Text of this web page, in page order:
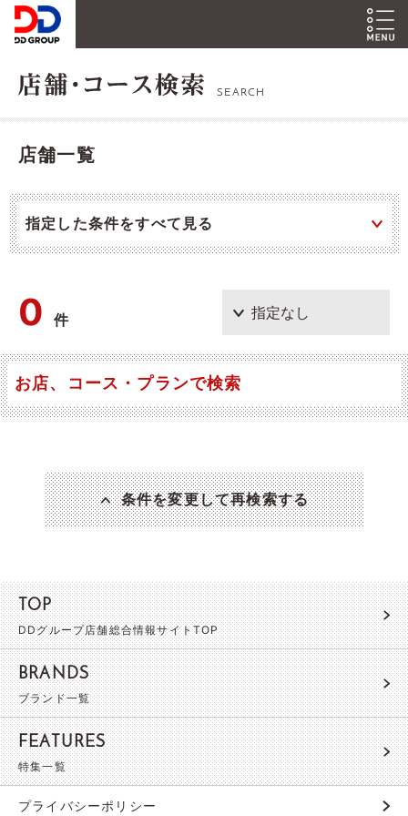
SEARCH
店舗一覧
指定した条件をすべて見る
0件
お店、コース・プランで検索
条件を変更して再検索する
TOP
DDグループ店舗総合情報サイトTOP
BRANDS
ブランド一覧
FEATURES
特集一覧
プライバシーポリシー